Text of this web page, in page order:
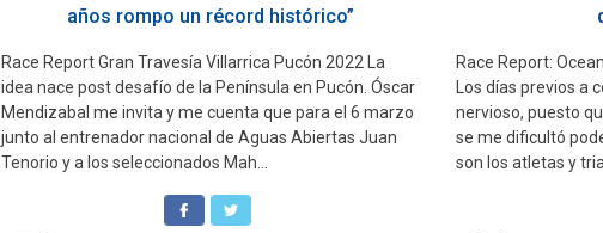
años rompo un récord histórico”
Race Report Gran Travesía Villarrica Pucón 2022 La
idea nace post desafío de la Península en Pucón. Óscar
Mendizabal me invita y me cuenta que para el 6 marzo
junto al entrenador nacional de Aguas Abiertas Juan
Tenorio y a los seleccionados Mah...
Race Report:
Los días previos a
nervioso, puesto
se me dificultó
son los atletas y